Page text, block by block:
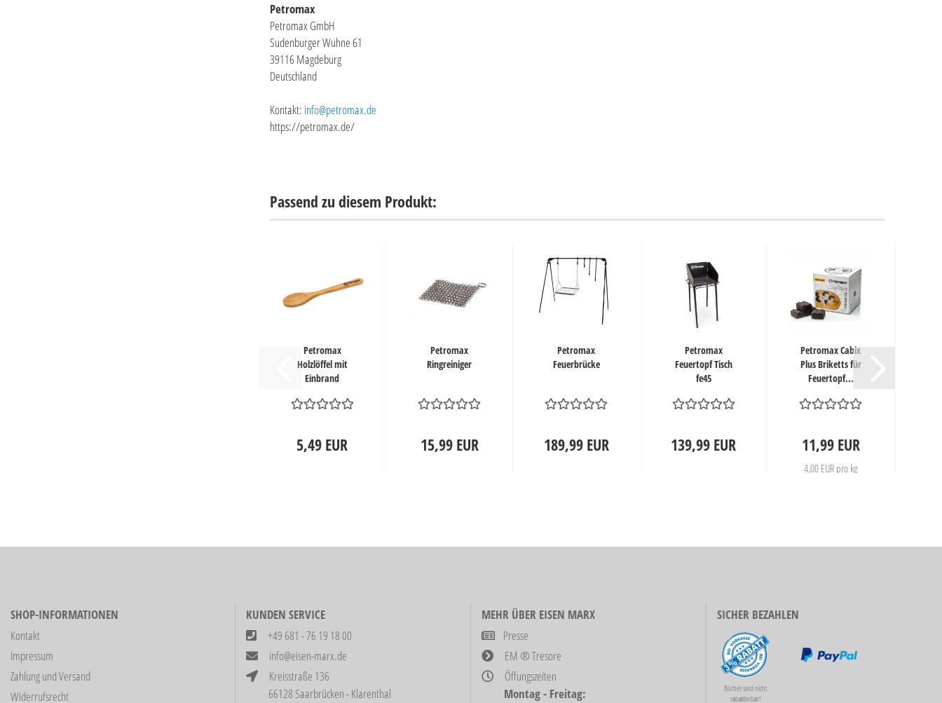
Petromax
Petromax GmbH
Sudenburger Wuhne 61
39116 Magdeburg
Deutschland
Kontakt: info@petromax.de
https://petromax.de/
Passend zu diesem Produkt:
Petromax
Holzlöffel mit
Einbrand
5,49 EUR
Petromax
Ringreiniger
15,99 EUR
Petromax
Feuerbrücke
189,99 EUR
Petromax
Feuertopf Tisch
fe45
139,99 EUR
Petromax Cabix
Plus Briketts für
Feuertopf...
11,99 EUR
4,00 EUR pro kg
SHOP-INFORMATIONEN
Kontakt
Impressum
Zahlung und Versand
Widerrufsrecht
KUNDEN SERVICE
+49 681 - 76 19 18 00
info@eisen-marx.de
Kreisstraße 136
66128 Saarbrücken - Klarenthal
MEHR ÜBER EISEN MARX
Presse
EM ® Tresore
Öffungszeiten
Montag - Freitag:
SICHER BEZAHLEN
Bücher sind nicht
rabattierbar!